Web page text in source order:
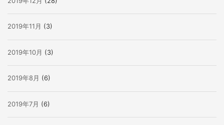
2019年11月 (3)
2019年10月 (3)
2019年8月 (6)
2019年7月 (6)